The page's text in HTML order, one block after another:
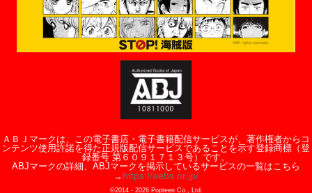
ＡＢＪマークは、この電子書店・電子書籍配信サービスが、著作権者からコ
ンテンツ使用許諾を得た正規版配信サービスであることを示す登録商標（登
録番号 第６０９１７１３号）です。
ABJマークの詳細、ABJマークを掲示しているサービスの一覧はこちら
→ https://aebs.or.jp/
©2014 - 2026Popteen Co., Ltd.